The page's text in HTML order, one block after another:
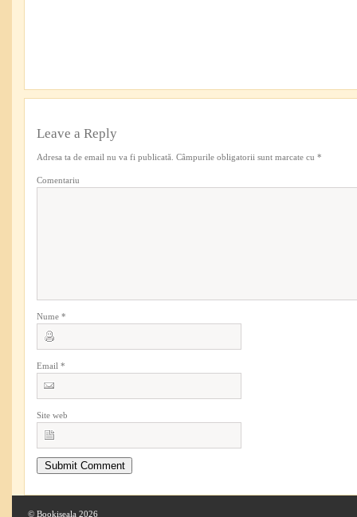
Leave a Reply
Adresa ta de email nu va fi publicată. Câmpurile obligatorii sunt marcate cu *
Comentariu
Nume *
Email *
Site web
© Bookiseala 2026